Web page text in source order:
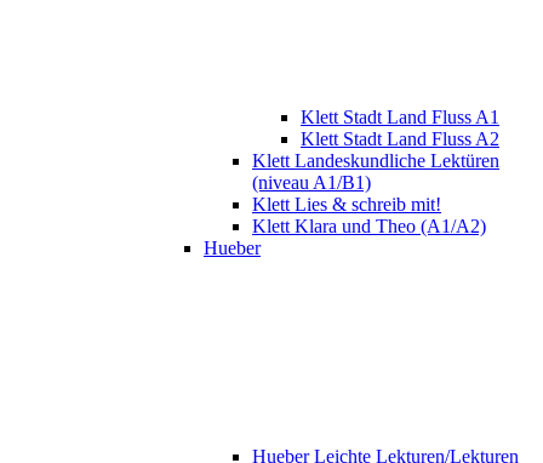
Klett Stadt Land Fluss A1
Klett Stadt Land Fluss A2
Klett Landeskundliche Lektüren
(niveau A1/B1)
Klett Lies & schreib mit!
Klett Klara und Theo (A1/A2)
Hueber
Hueber Leichte Lekturen/Lekturen